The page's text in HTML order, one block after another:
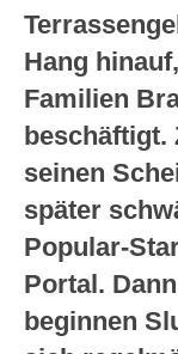
Hang
Familien
beschäftigt.
seinen
später
Popular-
Portal.
beginnen